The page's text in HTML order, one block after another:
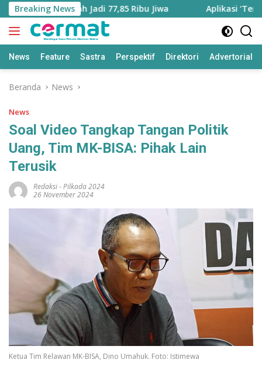
Langsung
ke
konten
Breaking News
Bertambah Jadi 77,85 Ribu Jiwa Aplikasi ‘Teras
News Feature Sastra Perspektif Direktori Advertorial
Beranda News
News
Soal Video Tangkap Tangan Politik
Uang, Tim MK-BISA: Pihak Lain
Terusik
Redaksi-Pilkada 2024
26 November 2024
Ketua Tim Relawan MK-BISA, Dino Umahuk. Foto: Istimewa